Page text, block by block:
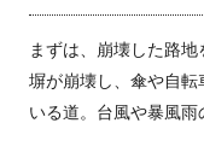
まずは、崩壊した路
塀が崩壊し、傘や自
いる道。台風や暴風雨